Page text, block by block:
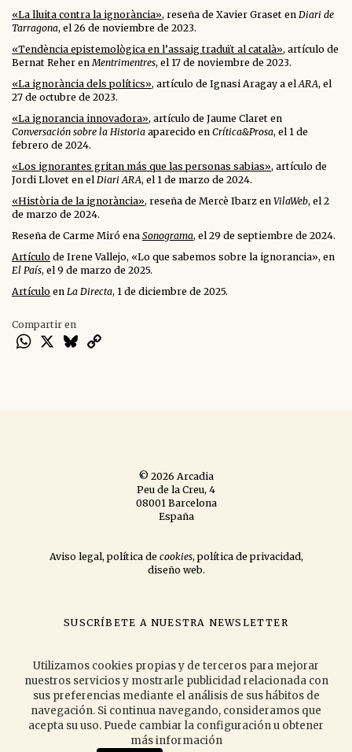
«La lluita contra la ignorància», reseña de Xavier Graset en Diari de
Tarragona, el 26 de noviembre de 2023.
«Tendència epistemològica en l’assaig traduït al català», artículo de
Bernat Reher en Mentrimentres, el 17 de noviembre de 2023.
«La ignorància dels polítics», artículo de Ignasi Aragay a el ARA, el
27 de octubre de 2023.
«La ignorancia innovadora», artículo de Jaume Claret en
Conversación sobre la Historia aparecido en Crítica&Prosa, el 1 de
febrero de 2024.
«Los ignorantes gritan más que las personas sabias», artículo de
Jordi Llovet en el Diari ARA, el 1 de marzo de 2024.
«Història de la ignorància», reseña de Mercè Ibarz en VilaWeb, el 2
de marzo de 2024.
Reseña de Carme Miró ena Sonograma, el 29 de septiembre de 2024.
Artículo de Irene Vallejo, «Lo que sabemos sobre la ignorancia», en
El País, el 9 de marzo de 2025.
Artículo en La Directa, 1 de diciembre de 2025.
Compartir en
WhatsApp
X Bluesky
© 2026 Arcadia
Peu de la Creu, 4
08001 Barcelona
España
Aviso legal,política de cookies,política de privacidad,
diseño web.
SUSCRÍBETE A NUESTRA NEWSLETTER
actividades que organizamos.
Acepto lapolítica de privacidad .
Utilizamos cookies propias y de terceros para mejorar
nuestros servicios y mostrarle publicidad relacionada con
sus preferencias mediante el análisis de sus hábitos de
navegación. Si continua navegando, consideramos que
acepta su uso. Puede cambiar la configuración u obtener
más información